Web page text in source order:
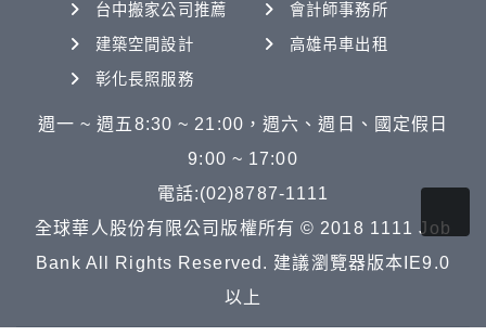
台中搬家公司推薦
會計師事務所
建築空間設計
高雄吊車出租
彰化長照服務
週一 ~ 週五8:30 ~ 21:00，週六、週日、國定假日
9:00 ~ 17:00
電話:(02)8787-1111
全球華人股份有限公司版權所有 © 2018 1111 Job
Bank All Rights Reserved. 建議瀏覽器版本IE9.0
以上